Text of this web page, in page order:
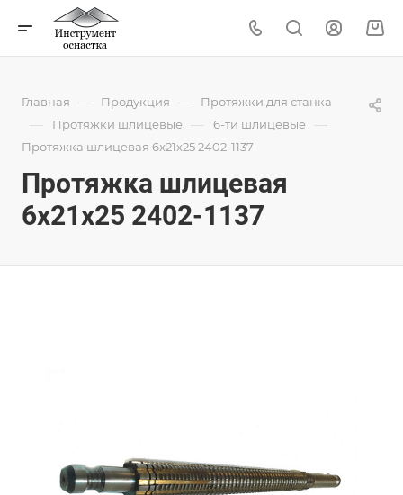
Главная — Продукция — Протяжки для станка
— Протяжки шлицевые — 6-ти шлицевые —
Протяжка шлицевая 6x21x25 2402-1137
Протяжка шлицевая
6x21x25 2402-1137